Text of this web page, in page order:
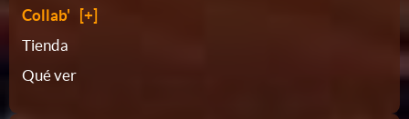
Collab'
Tienda
Qué ver